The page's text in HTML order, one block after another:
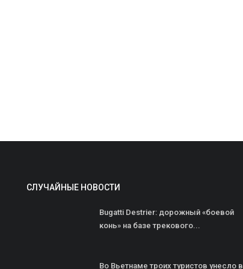
СЛУЧАЙНЫЕ НОВОСТИ
Bugatti Destrier: дорожный «боевой
конь» на базе трекового...
Во Вьетнаме троих туристов унесло в